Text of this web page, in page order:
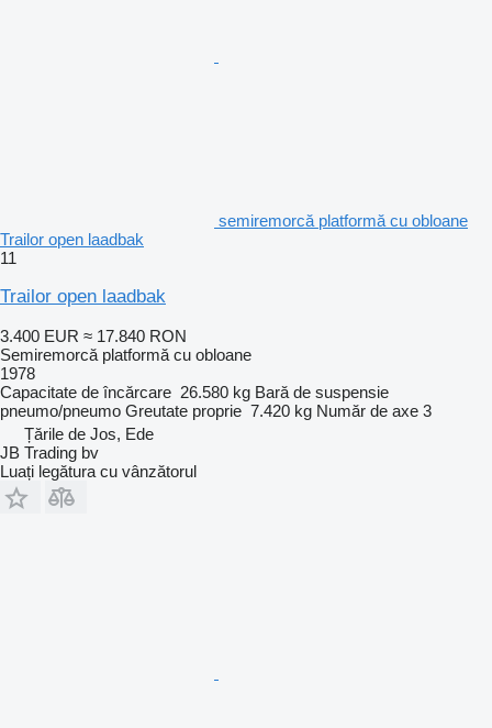
semiremorcă platformă cu obloane
Trailor open laadbak
11
Trailor open laadbak
3.400 EUR ≈ 17.840 RON
Semiremorcă platformă cu obloane
1978
Capacitate de încărcare 26.580 kg Bară de suspensie
pneumo/pneumo Greutate proprie 7.420 kg Număr de axe 3
Țările de Jos, Ede
JB Trading bv
Luați legătura cu vânzătorul